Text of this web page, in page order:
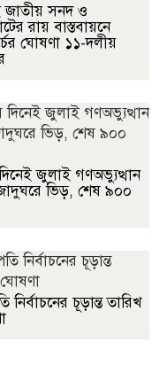
সনদ ও
রায় বাস্তবায়নে
ঘোষণা ১১-দলীয়
জুলাই গণঅভ্যুত্থান
ভিড়, শেষ ৯০০
নির্বাচনের চূড়ান্ত তারিখ